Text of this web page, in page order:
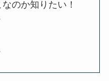
のか知りたい！